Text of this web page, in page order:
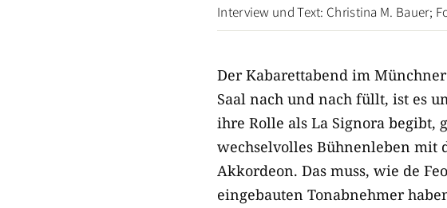
Interview und Text: Christina M. Bauer;
Der Kabarettabend im
Saal nach und nach füllt, ist es
ihre Rolle als La Signora
wechselvolles Bühnenleben mit
Akkordeon. Das muss, wie de
eingebauten Tonabnehmer